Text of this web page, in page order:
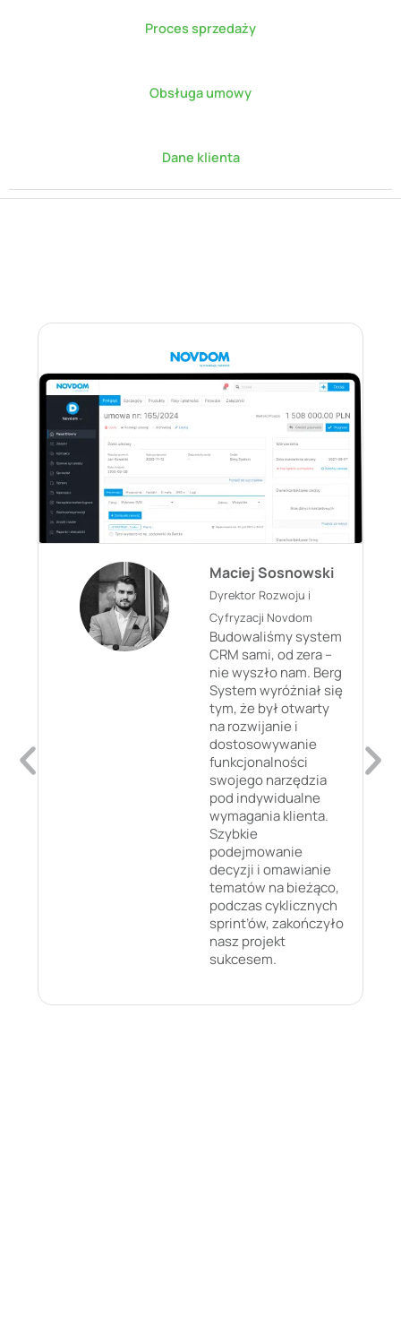
Proces sprzedaży
Obsługa umowy
Dane klienta
Maciej Sosnowski
Dyrektor Rozwoju i
Cyfryzacji Novdom
Budowaliśmy system
CRM sami, od zera –
nie wyszło nam. Berg
System wyróżniał się
tym, że był otwarty
na rozwijanie i
dostosowywanie
funkcjonalności
swojego narzędzia
pod indywidualne
wymagania klienta.
Szybkie
podejmowanie
decyzji i omawianie
tematów na bieżąco,
podczas cyklicznych
sprint’ów, zakończyło
nasz projekt
sukcesem.